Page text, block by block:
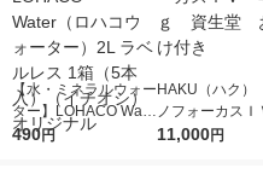
【水・ミネラルウォー
ター】LOHACO Wate
r（ロハコウォータ
490円
HAKU（ハク
ノフォーカス
5ｇ 資生堂 お
11,000円